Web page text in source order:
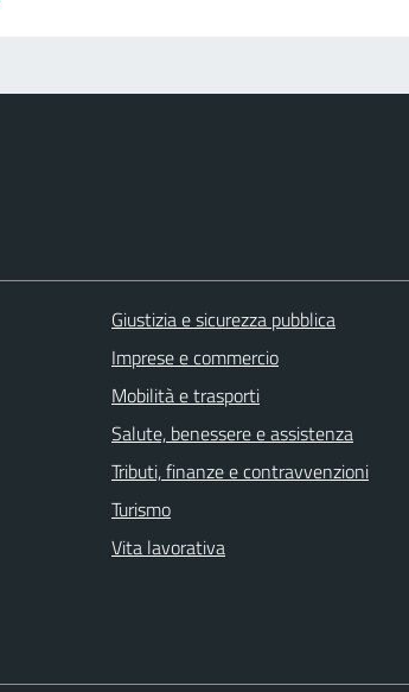
Giustizia e sicurezza pubblica
Imprese e commercio
Mobilità e trasporti
Salute, benessere e assistenza
Tributi, finanze e contravvenzioni
Turismo
Vita lavorativa